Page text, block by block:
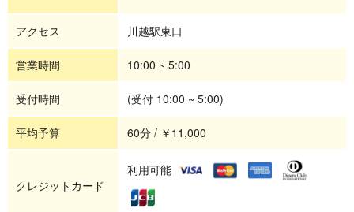
アクセス 川越駅東口
営業時間 10:00 ~ 5:00
受付時間 (受付 10:00 ~ 5:00)
平均予算 60分 / ￥11,000
クレジットカード
利用可能